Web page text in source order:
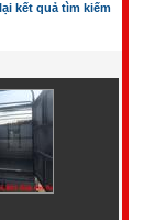
kết quả tìm kiếm